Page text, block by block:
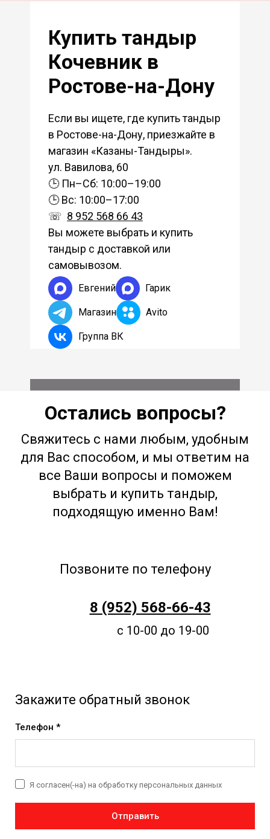
Купить тандыр
Кочевник в
Ростове-на-Дону
Если вы ищете, где купить тандыр
в Ростове-на-Дону, приезжайте в
магазин «Казаны-Тандыры».
ул. Вавилова, 60
🕒 Пн–Сб: 10:00–19:00
🕒 Вс: 10:00–17:00
☏ 8 952 568 66 43
Вы можете выбрать и купить
тандыр с доставкой или
самовывозом.
Евгений Гарик
Магазин Avito
Группа ВК
Остались вопросы?
Свяжитесь с нами любым, удобным
для Вас способом, и мы ответим на
все Ваши вопросы и поможем
выбрать и купить тандыр,
подходящую именно Вам!
Позвоните по телефону
8 (952) 568-66-43
с 10-00 до 19-00
Закажите обратный звонок
Телефон *
Отправить
Я согласен(-на) на обработку персональных данных